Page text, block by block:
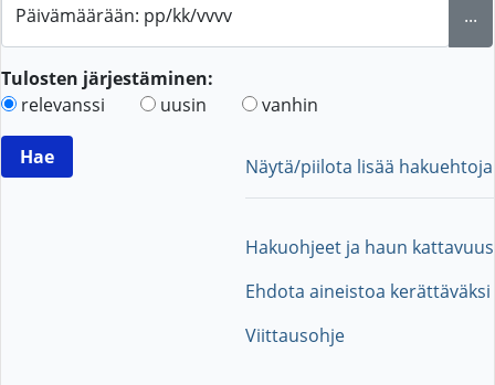
Päivämäärään: pp/kk/vvvv ...
Tulosten järjestäminen:
relevanssi
uusin vanhin
Näytä/piilota lisää hakuehtoja
Hakuohjeet ja haun kattavuus
Ehdota aineistoa kerättäväksi
Viittausohje